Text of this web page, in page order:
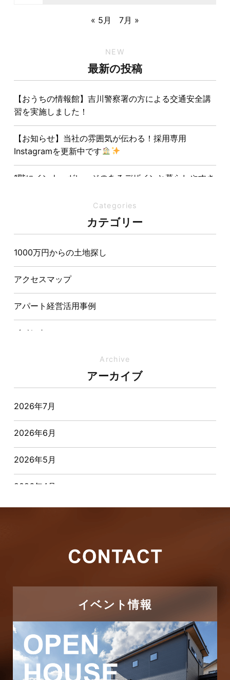
« 5月 7月 »
NEW
最新の投稿
【おうちの情報館】吉川警察署の方による交通安全講
習を実施しました！
【お知らせ】当社の雰囲気が伝わる！採用専用
Instagramを更新中です
1階にインナーガレージのあるデザインと暮らしやすさ
夏の熱中症対策は家づくりから。屋根・壁・基礎の構
造が快適さをつくる理由
【埼玉県経営品質知事賞】大野知事へ受賞のご報告と
表敬訪問を行いました
Categories
カテゴリー
1000万円からの土地探し
アクセスマップ
アパート経営活用事例
イベント
オーナー様からの質問
おすすめ物件
お客様インタビュー
お客様の声
つくばエクスプレス線
ピアラシティ店-ブログ
ブログ
Archive
アーカイブ
2026年7月
2026年6月
2026年5月
2026年4月
2025年11月
2025年10月
2025年9月
イベント情報